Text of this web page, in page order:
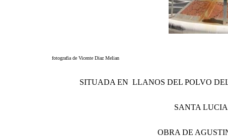
fotografia de Vicente Diaz Melian
SITUADA EN LLANOS DEL POLVO
SANTA
OBRA DE